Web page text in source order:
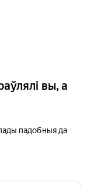
вы, а
падобныя да